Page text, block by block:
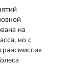
на
но с